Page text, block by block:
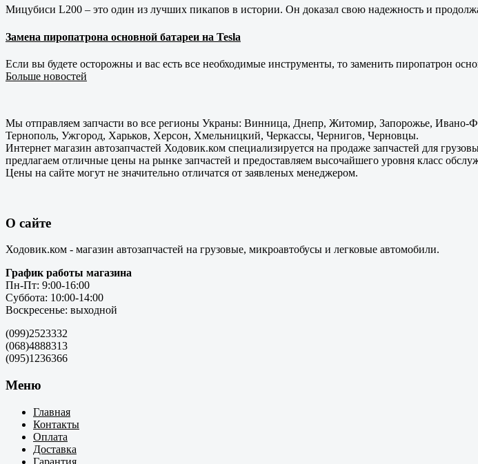
Мицубиси L200 – это один из лучших пикапов в истории. Он доказал свою надежность и
Замена пиропатрона основной батареи на Tesla
Если вы будете осторожны и вас есть все необходимые инструменты, то заменить пиропатрон
Больше новостей
Мы отправляем запчасти во все регионы Украны: Винница, Днепр, Житомир, Запорожье,
Тернополь, Ужгород, Харьков, Херсон, Хмельницкий, Черкассы, Чернигов, Черновцы.
Интернет магазин автозапчастей Ходовик.ком специализируется на продаже запчастей для
предлагаем отличные цены на рынке запчастей и предоставляем высочайшего уровня класс
Цены на сайте могут не значительно отличатся от заявленых менеджером.
О сайте
Ходовик.ком - магазин автозапчастей на грузовые, микроавтобусы и легковые автомобили.
График работы магазина
Пн-Пт: 9:00-16:00
Суббота: 10:00-14:00
Воскресенье: выходной
(099)2523332
(068)4888313
(095)1236366
Меню
Главная
Контакты
Оплата
Доставка
Гарантия